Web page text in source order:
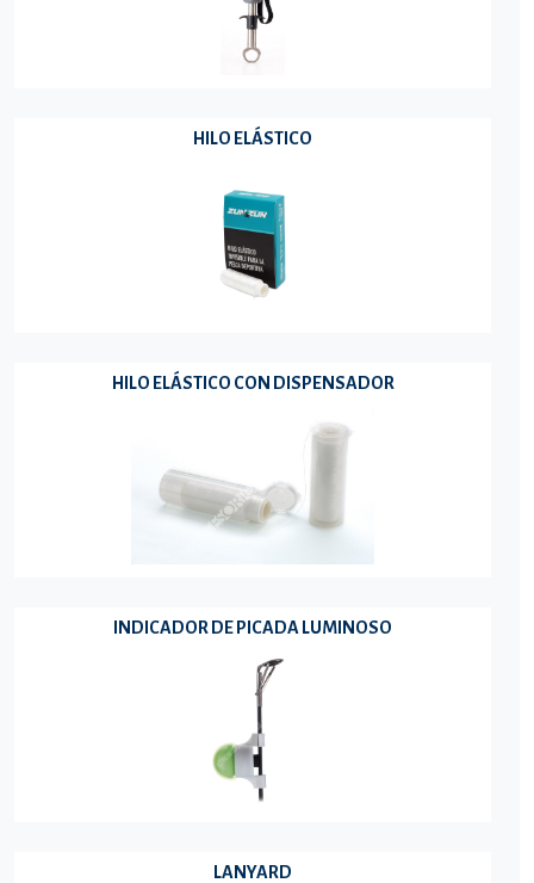
HILO ELÁSTICO
HILO ELÁSTICO CON DISPENSADOR
INDICADOR DE PICADA LUMINOSO
LANYARD